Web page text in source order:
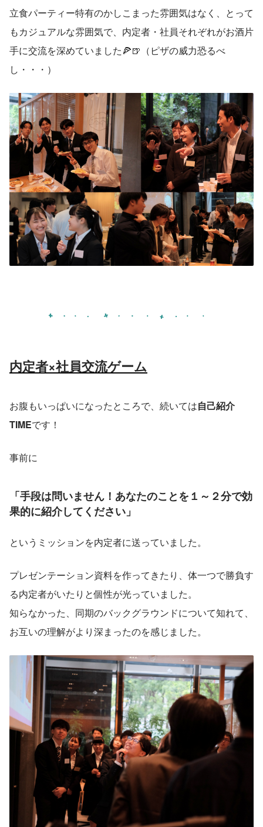
立食パーティー特有のかしこまった雰囲気はなく、とって
もカジュアルな雰囲気で、内定者・社員それぞれがお酒片
手に交流を深めていました🍕🍺（ピザの威力恐るべ
し・・・）
内定者×社員交流ゲーム
お腹もいっぱいになったところで、続いては自己紹介
TIMEです！
事前に
「手段は問いません！あなたのことを１～２分で効
果的に紹介してください」
というミッションを内定者に送っていました。
プレゼンテーション資料を作ってきたり、体一つで勝負す
る内定者がいたりと個性が光っていました。
知らなかった、同期のバックグラウンドについて知れて、
お互いの理解がより深まったのを感じました。